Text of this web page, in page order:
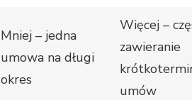
Mniej – jedna
umowa na długi
okres
Więcej –
zawieranie
umów